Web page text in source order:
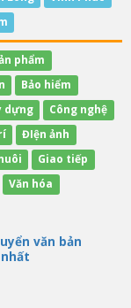
phẩm
Bảo hiểm
dựng
Công nghệ
ĐIện ảnh
Giao tiếp
Văn hóa
văn bản